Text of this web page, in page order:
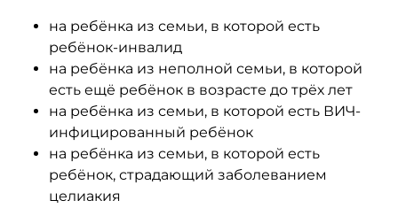
на ребёнка из семьи, в которой есть
ребёнок-инвалид
на ребёнка из неполной семьи, в которой
есть ещё ребёнок в возрасте до трёх лет
на ребёнка из семьи, в которой есть ВИЧ-
инфицированный ребёнок
на ребёнка из семьи, в которой есть
ребёнок, страдающий заболеванием
целиакия